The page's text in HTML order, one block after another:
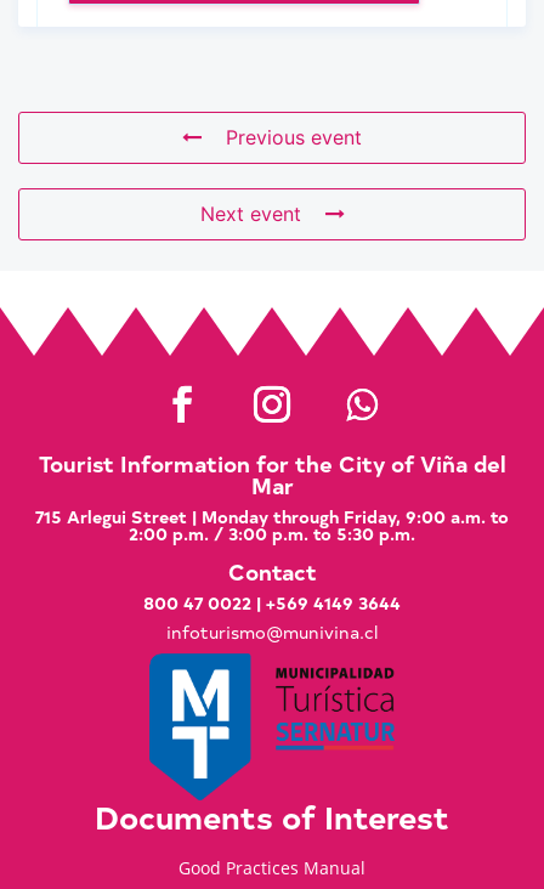
Previous event
Next event
Tourist Information for the City of Viña del
Mar
715 Arlegui Street | Monday through Friday, 9:00 a.m. to
2:00 p.m. / 3:00 p.m. to 5:30 p.m.
Contact
800 47 0022 | +569 4149 3644
infoturismo@munivina.cl
Documents of Interest
Good Practices Manual